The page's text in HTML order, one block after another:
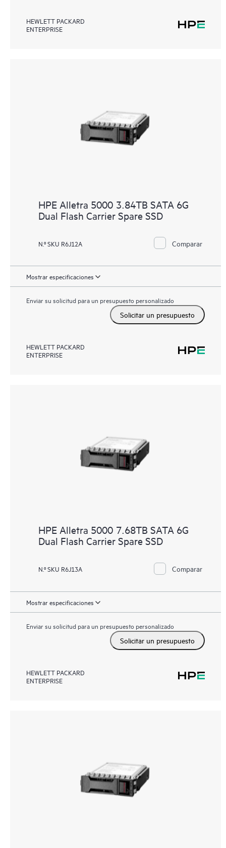
HEWLETT PACKARD
ENTERPRISE
HPE Alletra 5000 3.84TB SATA 6G
Dual Flash Carrier Spare SSD
N.º SKU R6J12A Comparar
Mostrar especificaciones
Enviar su solicitud para un presupuesto personalizado
Solicitar un presupuesto
HEWLETT PACKARD
ENTERPRISE
HPE Alletra 5000 7.68TB SATA 6G
Dual Flash Carrier Spare SSD
N.º SKU R6J13A Comparar
Mostrar especificaciones
Enviar su solicitud para un presupuesto personalizado
Solicitar un presupuesto
HEWLETT PACKARD
ENTERPRISE